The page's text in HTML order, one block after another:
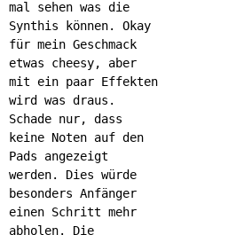
mal sehen was die
Synthis können. Okay
für mein Geschmack
etwas cheesy, aber
mit ein paar Effekten
wird was draus.
Schade nur, dass
keine Noten auf den
Pads angezeigt
werden. Dies würde
besonders Anfänger
einen Schritt mehr
abholen. Die